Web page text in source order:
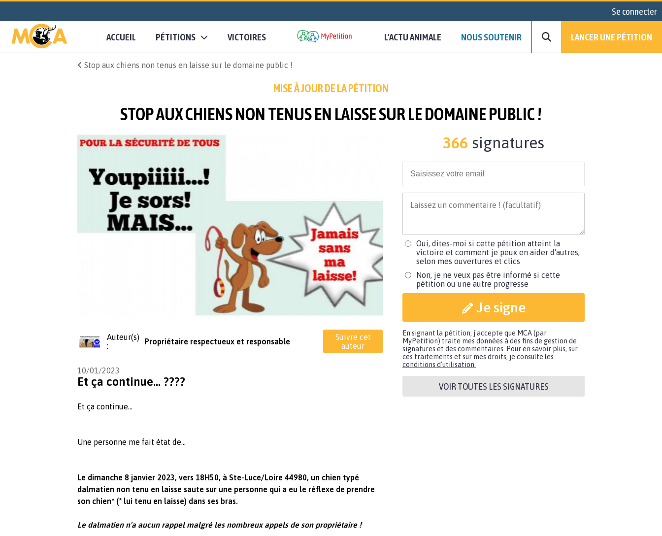
Se connecter
ACCUEIL PÉTITIONS VICTOIRES L'ACTU ANIMALE NOUS SOUTENIR LANCER UNE PÉTITION
Stop aux chiens non tenus en laisse sur le domaine public !
MISE À JOUR DE LA PÉTITION
STOP AUX CHIENS NON TENUS EN LAISSE SUR LE DOMAINE PUBLIC !
Auteur(s)
:
Propriétaire respectueux et responsable
Suivre cet
auteur
10/01/2023
Et ça continue... ????
Et ça continue…
Une personne me fait état de…
Le dimanche 8 janvier 2023, vers 18H50, à Ste-Luce/Loire 44980, un chien typé
dalmatien non tenu en laisse saute sur une personne qui a eu le réflexe de prendre
son chien* (* lui tenu en laisse) dans ses bras.
Le dalmatien n'a aucun rappel malgré les nombreux appels de son propriétaire !
366 signatures
Oui, dites-moi si cette pétition atteint la
victoire et comment je peux en aider d'autres,
selon mes ouvertures et clics
Non, je ne veux pas être informé si cette
pétition ou une autre progresse
Je signe
En signant la pétition, j'accepte que MCA (par
MyPetition) traite mes données à des fins de gestion de
signatures et des commentaires. Pour en savoir plus, sur
ces traitements et sur mes droits, je consulte les
conditions d'utilisation.
VOIR TOUTES LES SIGNATURES